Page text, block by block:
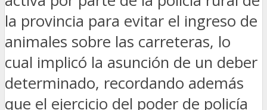
la provincia para evitar el ingreso de
animales sobre las carreteras, lo
cual implicó la asunción de un deber
determinado, recordando además
que el ejercicio del poder de policía